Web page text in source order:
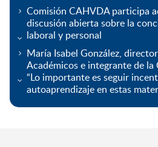
Comisión CAHVDA participa
discusión abierta sobre la
laboral y personal
María Isabel González,
Académicos e integrante de
“Lo importante es seguir
autoaprendizaje en estas